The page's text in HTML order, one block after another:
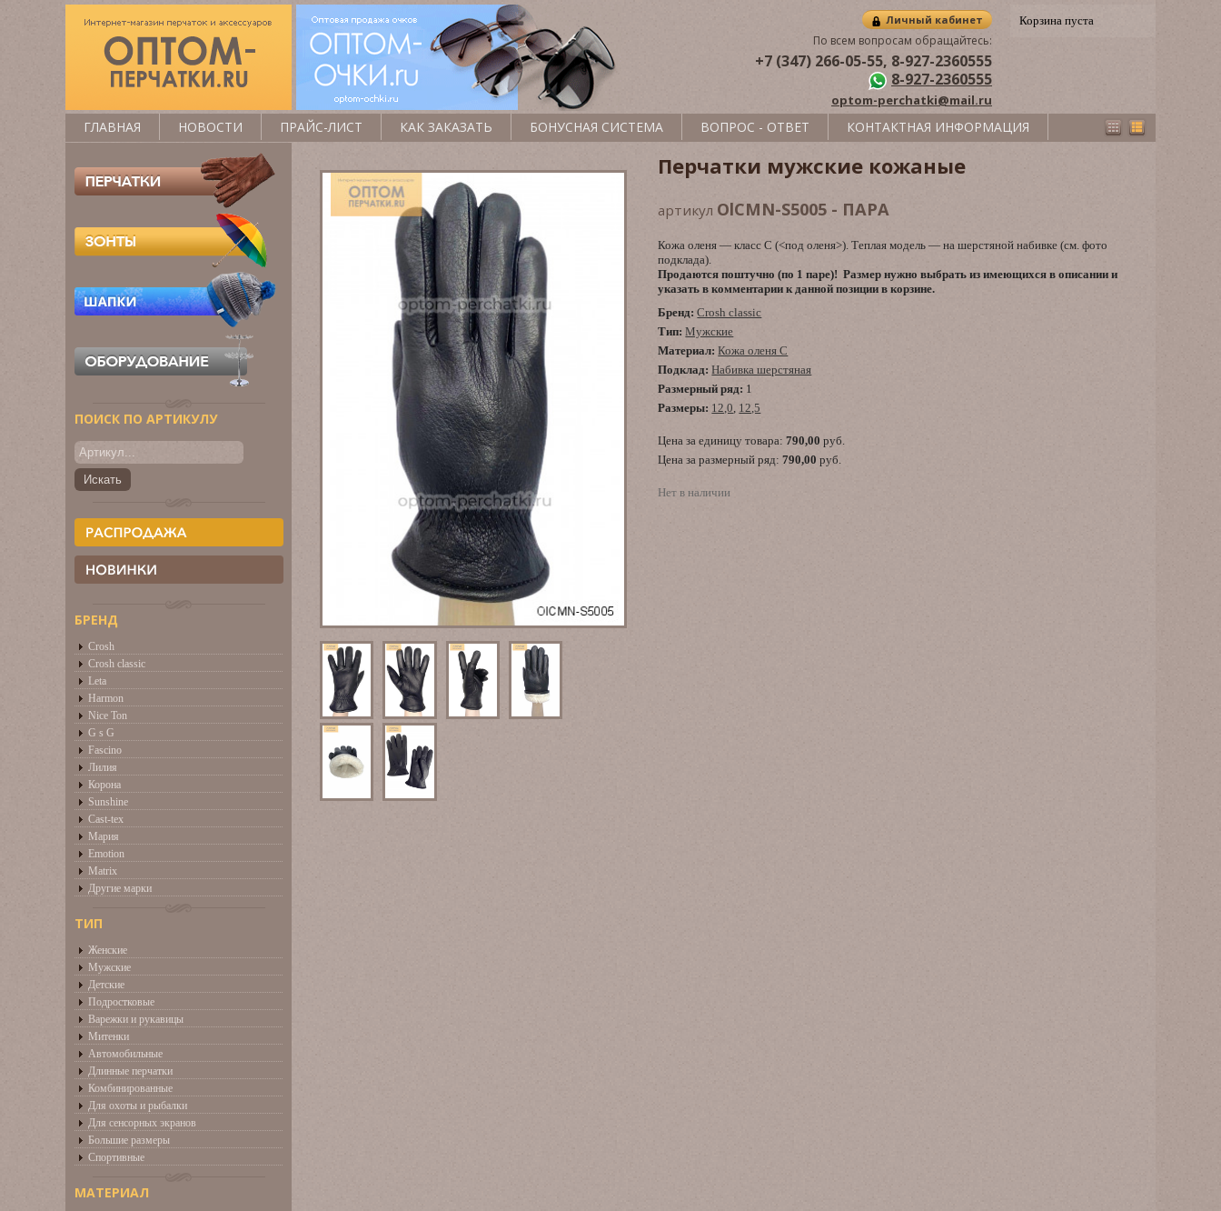
ПОИСК ПО АРТИКУЛУ
БРЕНД
Crosh
Crosh classic
Leta
Harmon
Nice Ton
G s G
Fascino
Лилия
Корона
Sunshine
Cast-tex
Мария
Emotion
Matrix
Другие марки
ТИП
Женские
Мужские
Детские
Подростковые
Варежки и рукавицы
Митенки
Автомобильные
Длинные перчатки
Комбинированные
Для охоты и рыбалки
Для сенсорных экранов
Большие размеры
Спортивные
МАТЕРИАЛ
Перчатки мужские кожаные
артикул OlCMN-S5005 - ПАРА
Кожа оленя — класс C (<под оленя>). Теплая модель — на шерстяной набивке (см. фото
подклада).
Продаются поштучно (по 1 паре)! Размер нужно выбрать из имеющихся в описании и
указать в комментарии к данной позиции в корзине.
Бренд: Crosh classic
Тип: Мужские
Материал: Кожа оленя С
Подклад: Набивка шерстяная
Размерный ряд: 1
Размеры: 12,0, 12,5
Цена за единицу товара:790,00 руб.
Цена за размерный ряд:790,00 руб.
Нет в наличии
Корзина пуста
Личный кабинет
По всем вопросам обращайтесь:
+7 (347) 266-05-55, 8-927-2360555
8-927-2360555
optom-perchatki@mail.ru
ГЛАВНАЯ НОВОСТИ ПРАЙС-ЛИСТ КАК ЗАКАЗАТЬ БОНУСНАЯ СИСТЕМА ВОПРОС - ОТВЕТ КОНТАКТНАЯ ИНФОРМАЦИЯ